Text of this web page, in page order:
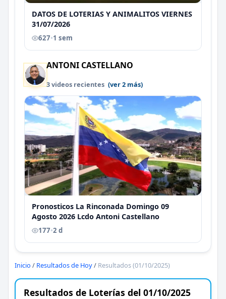
DATOS DE LOTERIAS Y ANIMALITOS VIERNES
31/07/2026
627•1 sem
ANTONI CASTELLANO
3 videos recientes (ver 2 más)
Pronosticos La Rinconada Domingo 09
Agosto 2026 Lcdo Antoni Castellano
177•2 d
Inicio / Resultados de Hoy/ Resultados (01/10/2025)
Resultados de Loterías del 01/10/2025